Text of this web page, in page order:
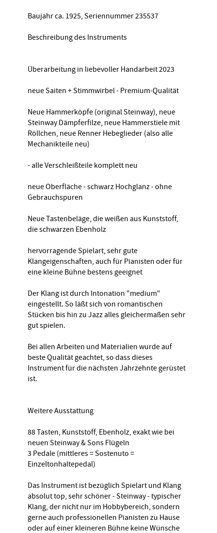
Baujahr ca. 1925, Seriennummer 235537
Beschreibung des Instruments
Überarbeitung in liebevoller Handarbeit 2023
neue Saiten + Stimmwirbel - Premium-Qualität
Neue Hammerköpfe (original Steinway), neue
Steinway Dämpferfilze, neue Hammerstiele mit
Röllchen, neue Renner Hebeglieder (also alle
Mechanikteile neu)
- alle Verschleißteile komplett neu
neue Oberfläche - schwarz Hochglanz - ohne
Gebrauchspuren
Neue Tastenbeläge, die weißen aus Kunststoff,
die schwarzen Ebenholz
hervorragende Spielart, sehr gute
Klangeigenschaften, auch für Pianisten oder für
eine kleine Bühne bestens geeignet
Der Klang ist durch Intonation "medium"
eingestellt. So läßt sich von romantischen
Stücken bis hin zu Jazz alles gleichermaßen sehr
gut spielen.
Bei allen Arbeiten und Materialien wurde auf
beste Qualität geachtet, so dass dieses
Instrument für die nächsten Jahrzehnte gerüstet
ist.
Weitere Ausstattung
88 Tasten, Kunststoff, Ebenholz, exakt wie bei
neuen Steinway & Sons Flügeln
3 Pedale (mittleres = Sostenuto =
Einzeltonhaltepedal)
Das Instrument ist bezüglich Spielart und Klang
absolut top, sehr schöner - Steinway - typischer
Klang, der nicht nur im Hobbybereich, sondern
gerne auch professionellen Pianisten zu Hause
oder auf einer kleineren Bühne keine Wünsche